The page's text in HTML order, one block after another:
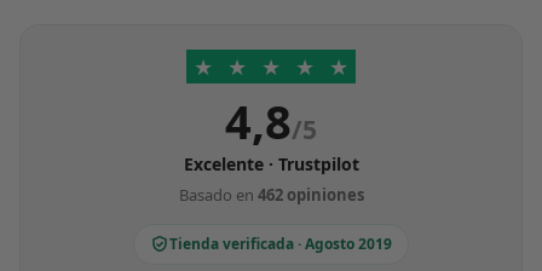
★ ★ ★ ★ ★
4,8/5
Excelente · Trustpilot
Basado en 462 opiniones
Tienda verificada · Agosto 2019